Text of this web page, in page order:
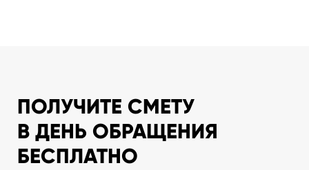
ПОЛУЧИТЕ СМЕТУ
В ДЕНЬ ОБРАЩЕНИЯ
БЕСПЛАТНО